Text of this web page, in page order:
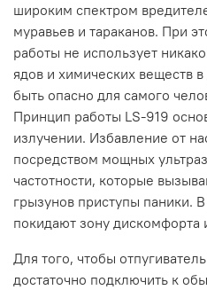
широким спектром
муравьев и тараканов. При
работы не использует
ядов и химических веществ
быть опасно для самого
Принцип работы LS-919
излучении. Избавление от
посредством мощных
частотности, которые
грызунов приступы паники.
покидают зону дискомфорта
Для того, чтобы
достаточно подключить к